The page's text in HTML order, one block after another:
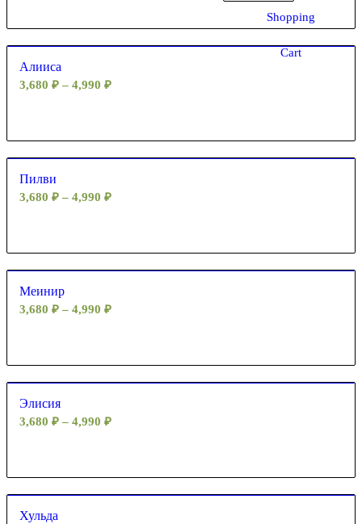
Shopping
Cart
Алииса
3,680 ₽ – 4,990 ₽
Пилви
3,680 ₽ – 4,990 ₽
Меинир
3,680 ₽ – 4,990 ₽
Элисия
3,680 ₽ – 4,990 ₽
Хульда